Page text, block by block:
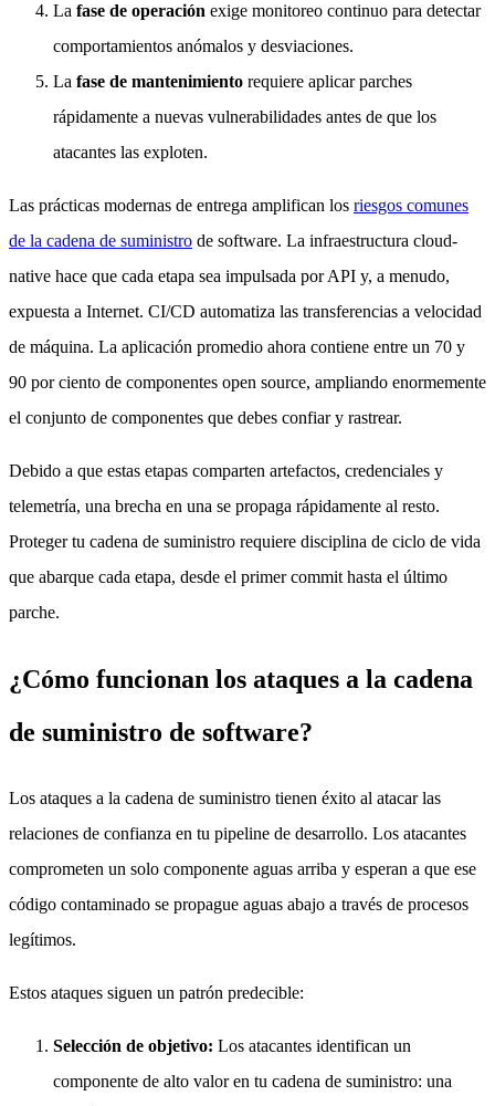
La fase de operación exige monitoreo continuo para detectar
comportamientos anómalos y desviaciones.
La fase de mantenimiento requiere aplicar parches
rápidamente a nuevas vulnerabilidades antes de que los
atacantes las exploten.
Las prácticas modernas de entrega amplifican los riesgos comunes
de la cadena de suministro de software. La infraestructura cloud-
native hace que cada etapa sea impulsada por API y, a menudo,
expuesta a Internet. CI/CD automatiza las transferencias a velocidad
de máquina. La aplicación promedio ahora contiene entre un 70 y
90 por ciento de componentes open source, ampliando enormemente
el conjunto de componentes que debes confiar y rastrear.
Debido a que estas etapas comparten artefactos, credenciales y
telemetría, una brecha en una se propaga rápidamente al resto.
Proteger tu cadena de suministro requiere disciplina de ciclo de vida
que abarque cada etapa, desde el primer commit hasta el último
parche.
¿Cómo funcionan los ataques a la cadena
de suministro de software?
Los ataques a la cadena de suministro tienen éxito al atacar las
relaciones de confianza en tu pipeline de desarrollo. Los atacantes
comprometen un solo componente aguas arriba y esperan a que ese
código contaminado se propague aguas abajo a través de procesos
legítimos.
Estos ataques siguen un patrón predecible:
Selección de objetivo: Los atacantes identifican un
componente de alto valor en tu cadena de suministro: una